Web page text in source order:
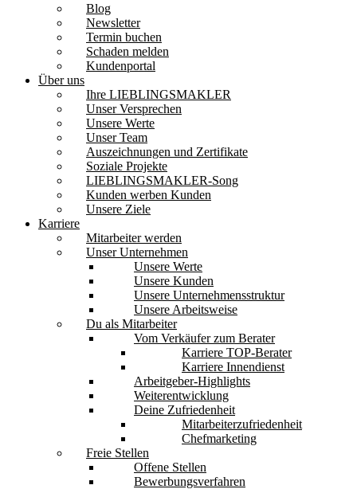
Blog
Newsletter
Termin buchen
Schaden melden
Kundenportal
Über uns
Ihre LIEBLINGSMAKLER
Unser Versprechen
Unsere Werte
Unser Team
Auszeichnungen und Zertifikate
Soziale Projekte
LIEBLINGSMAKLER-Song
Kunden werben Kunden
Unsere Ziele
Karriere
Mitarbeiter werden
Unser Unternehmen
Unsere Werte
Unsere Kunden
Unsere Unternehmensstruktur
Unsere Arbeitsweise
Du als Mitarbeiter
Vom Verkäufer zum Berater
Karriere TOP-Berater
Karriere Innendienst
Arbeitgeber-Highlights
Weiterentwicklung
Deine Zufriedenheit
Mitarbeiterzufriedenheit
Chefmarketing
Freie Stellen
Offene Stellen
Bewerbungsverfahren